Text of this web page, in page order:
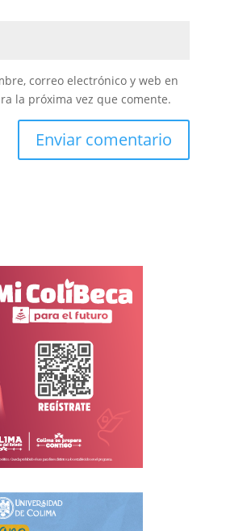
correo electrónico y web en
la próxima vez que comente.